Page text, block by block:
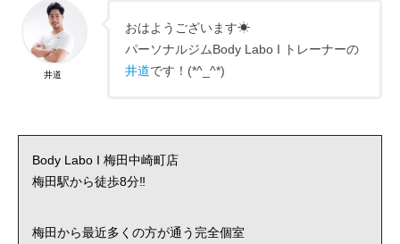
井道
おはようございます☀
パーソナルジムBody Labo I トレーナーの
井道です！(*^_^*)
Body Labo I 梅田中崎町店
梅田駅から徒歩8分‼
梅田から最近多くの方が通う完全個室